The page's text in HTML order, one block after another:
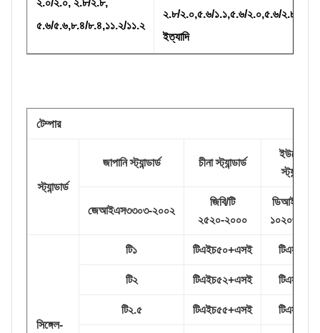
২.০/২.০, ২.৮/২.৮,
৫.৬/৫.৬,৮.৪/৮.৪,১১.২/১১.২
২.৮/২.০,৫.৬/১.১,৫.৬/২.০,৫.৬/২.৮,
ইত্যাদি
টেম্পার
স্ট্যান্ডার্ড
জাপানি স্ট্যান্ডার্ড চীনা স্ট্যান্ডার্ড
ইউরোপীয়
স্ট্যান্ডার্ড
জেআইএস৩৩০৩-২০০২
জিবি/টি
২৫২০-২০০০
ডিআইএন
১০২০৩-
সিঙ্গেল-
টি১ টিএইচ৫০+এসই টিএস২৩০
টি২ টিএইচ৫২+এসই টিএস২৪৫
টি২.৫ টিএইচ৫৫+এসই টিএস২৬০